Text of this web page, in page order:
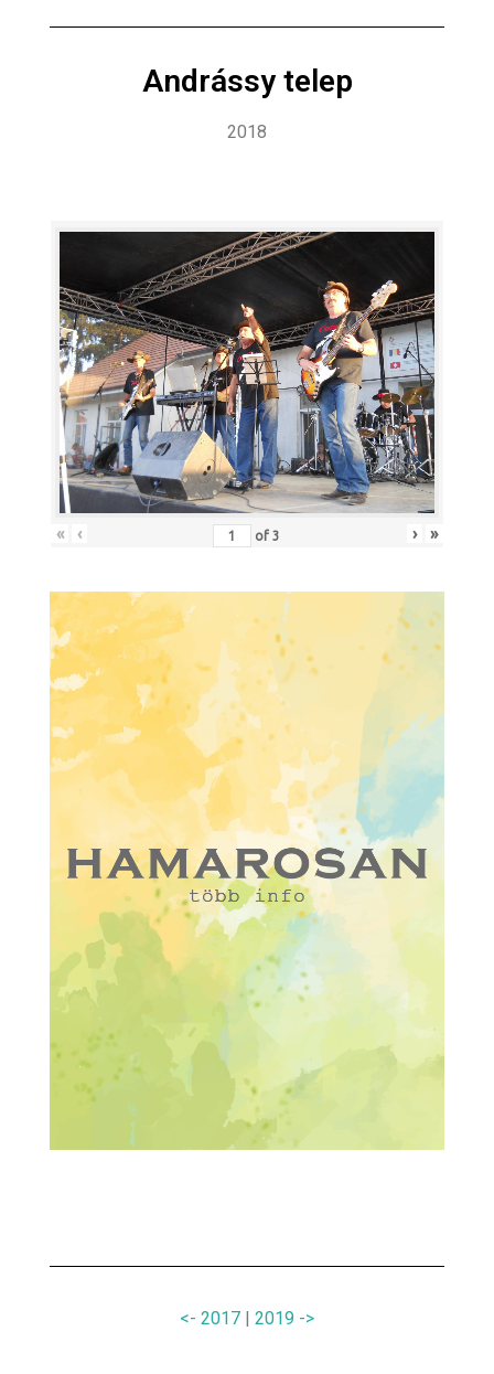
Andrássy telep
2018
« ‹ of3 › »
<- 2017 2019 ->